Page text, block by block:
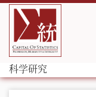
科学研究